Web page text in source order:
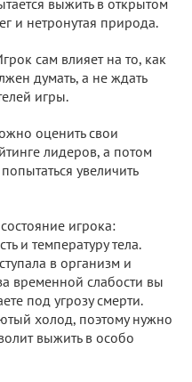
и нетронутая природа.
сам влияет на то, как
думать, а не ждать
игры.
оценить свои
лидеров, а потом
увеличить
игрока:
и температуру тела.
в организм и
временной слабости вы
под угрозу смерти.
холод, поэтому нужно
выжить в особо